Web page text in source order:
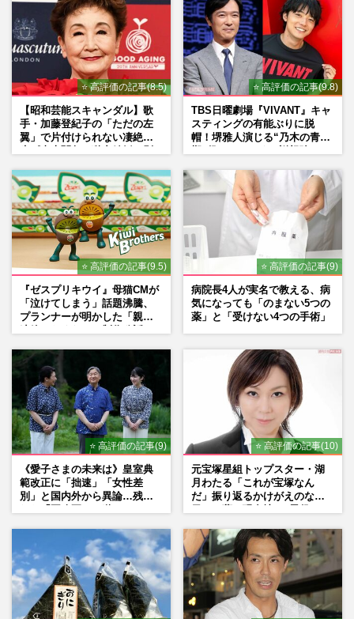
⭐ 高評価の記事(8.5)
【昭和芸能スキャンダル】歌
手・加藤登紀子の「ただの左
翼」で片付けられない凄絶半
⭐ 高評価の記事(9.8)
TBS日曜劇場『VIVANT』キャ
スティングの有能ぶりに脱
帽！堺雅人演じる“乃木の青年
マン長男・櫻井海音だった
⭐ 高評価の記事(9.5)
『ゼスプリキウイ』母猫CMが
「泣けてしまう」話題沸騰、
プランナーが明かした「親に
⭐ 高評価の記事(9)
病院長4人が実名で教える、病
気になっても「のまない5つの
薬」と「受けない4つの手術」
⭐ 高評価の記事(9)
《愛子さまの未来は》皇室典
範改正に「拙速」「女性差
別」と国内外から異論…残さ
⭐ 高評価の記事(10)
元宝塚星組トップスター・湖
月わたる「これが宝塚なん
だ」振り返るかけがえのない